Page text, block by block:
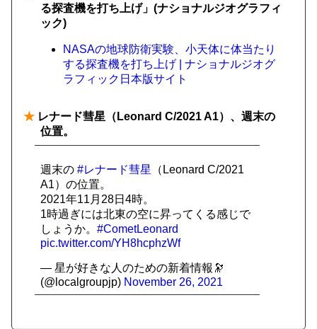
る探査機を打ち上げ」(ナショナルジオグラフィ
ック)
NASAの地球防衛実験、小天体に体当たり
する探査機を打ち上げ | ナショナルジオグ
ラフィック日本版サイト
★ レナード彗星（Leonard C/2021 A1）、週末の
位置。
週末の #レナード彗星
（Leonard C/2021
A1）の位置。
2021年11月28日4時。
1時過ぎには北東の空に昇ってくる感じで
しょうか。 #CometLeonard
pic.twitter.com/YH8hcphzWf
— 星が好きな人のための新着情報🔭
(@localgroupjp) November 26, 2021